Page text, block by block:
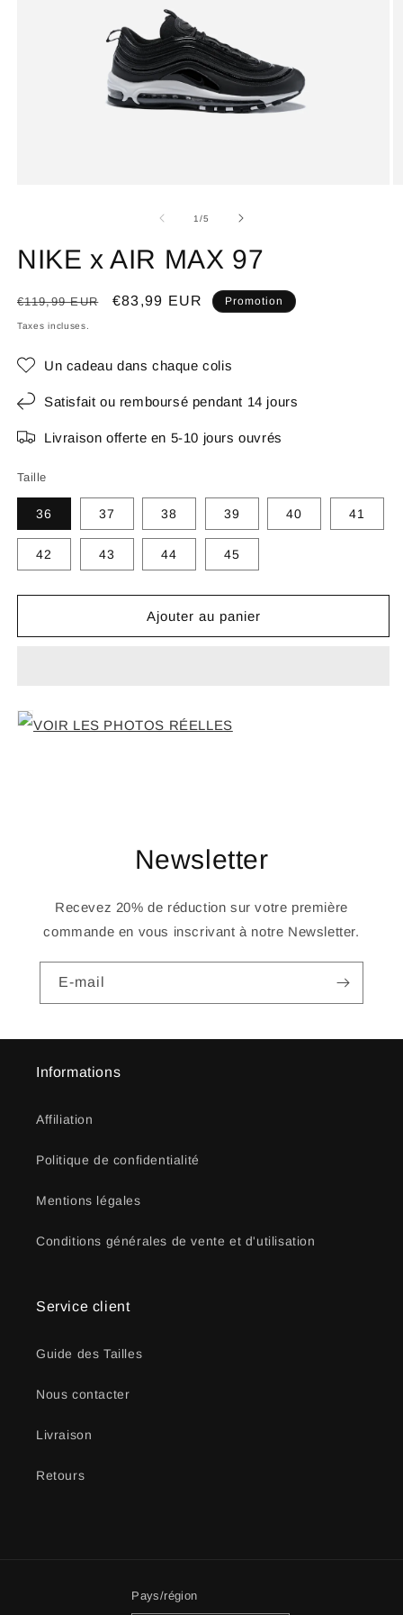
1/de
5
NIKE x AIR MAX 97
Prix
habituel
€119,99 EUR
Prix
€83,99 EUR Promotion
Taxes incluses.
Un cadeau dans chaque colis
Satisfait ou remboursé pendant 14 jours
Livraison offerte en 5-10 jours ouvrés
Taille
36 37 38 39 40 41
42 43 44 45
Ajouter au panier
VOIR LES PHOTOS RÉELLES
Newsletter
Recevez 20% de réduction sur votre première
commande en vous inscrivant à notre Newsletter.
E-mail
Informations
Affiliation
Politique de confidentialité
Mentions légales
Conditions générales de vente et d'utilisation
Service client
Guide des Tailles
Nous contacter
Livraison
Retours
Pays/région